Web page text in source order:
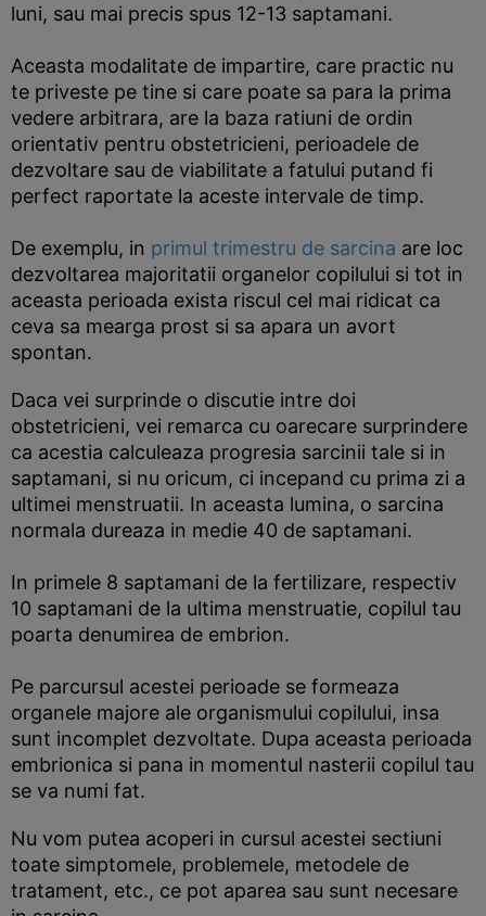
luni, sau mai precis spus 12-13 saptamani.
Aceasta modalitate de impartire, care practic nu
te priveste pe tine si care poate sa para la prima
vedere arbitrara, are la baza ratiuni de ordin
orientativ pentru obstetricieni, perioadele de
dezvoltare sau de viabilitate a fatului putand fi
perfect raportate la aceste intervale de timp.
De exemplu, in primul trimestru de sarcina are loc
dezvoltarea majoritatii organelor copilului si tot in
aceasta perioada exista riscul cel mai ridicat ca
ceva sa mearga prost si sa apara un avort
spontan.
Daca vei surprinde o discutie intre doi
obstetricieni, vei remarca cu oarecare surprindere
ca acestia calculeaza progresia sarcinii tale si in
saptamani, si nu oricum, ci incepand cu prima zi a
ultimei menstruatii. In aceasta lumina, o sarcina
normala dureaza in medie 40 de saptamani.
In primele 8 saptamani de la fertilizare, respectiv
10 saptamani de la ultima menstruatie, copilul tau
poarta denumirea de embrion.
Pe parcursul acestei perioade se formeaza
organele majore ale organismului copilului, insa
sunt incomplet dezvoltate. Dupa aceasta perioada
embrionica si pana in momentul nasterii copilul tau
se va numi fat.
Nu vom putea acoperi in cursul acestei sectiuni
toate simptomele, problemele, metodele de
tratament, etc., ce pot aparea sau sunt necesare